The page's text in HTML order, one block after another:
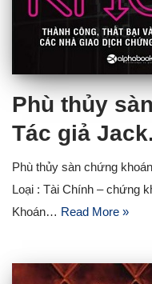
Phù thủy
Tác giả
Phù thủy sàn chứng
Loại : Tài Chính – chứng
Khoán… Read More »